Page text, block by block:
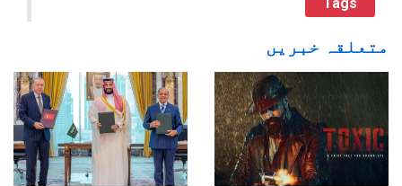
متعلقہ خبریں